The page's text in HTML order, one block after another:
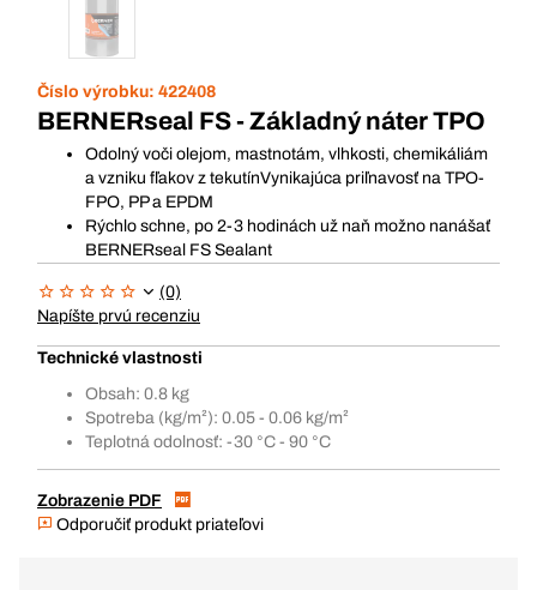
Číslo výrobku: 422408
BERNERseal FS - Základný náter TPO
Odolný voči olejom, mastnotám, vlhkosti, chemikáliám
a vzniku fľakov z tekutínVynikajúca priľnavosť na TPO-
FPO, PP a EPDM
Rýchlo schne, po 2-3 hodinách už naň možno nanášať
BERNERseal FS Sealant
(0)
Napíšte prvú recenziu
Technické vlastnosti
Obsah: 0.8 kg
Spotreba (kg/m²): 0.05 - 0.06 kg/m²
Teplotná odolnosť: -30 °C - 90 °C
Zobrazenie PDF
Odporučiť produkt priateľovi